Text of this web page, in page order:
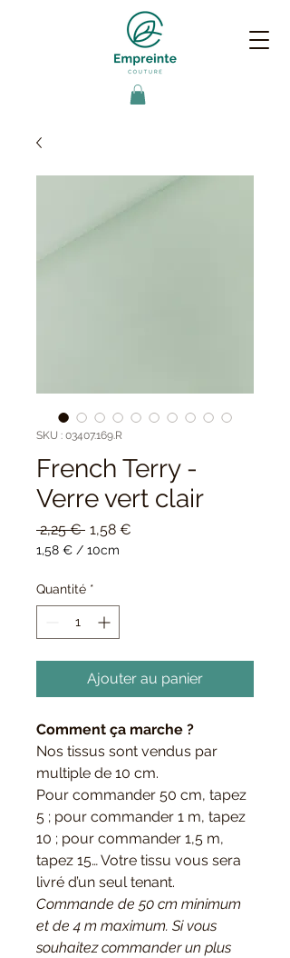
SKU : 03407.169.R
French Terry -
Verre vert clair
2,25 € Prix
original
1,58 €
1,58 € / 10cm
pour
Centimètres
Quantité *
Ajouter au panier
Comment ça marche ?
Nos tissus sont vendus par
multiple de 10 cm.
Pour commander 50 cm, tapez
5 ; pour commander 1 m, tapez
10 ; pour commander 1,5 m,
tapez 15… Votre tissu vous sera
livré d’un seul tenant.
Commande de 50 cm minimum
et de 4 m maximum. Si vous
souhaitez commander un plus